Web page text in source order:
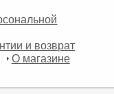
и возврат
О магазине